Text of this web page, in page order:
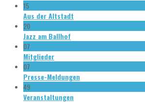
15
Aus der Altstadt
20
Jazz am Ballhof
07
Mitglieder
07
Presse-Meldungen
49
Veranstaltungen